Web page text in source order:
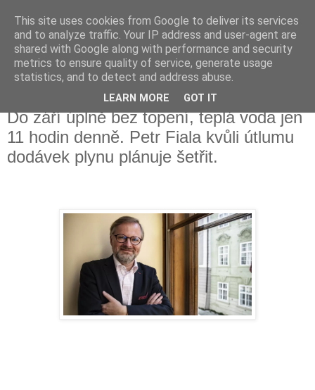
Fakečlánky
Věř všemu co tady vidíš.
neděle 10. července 2022
Do září úplně bez topení, teplá voda jen
11 hodin denně. Petr Fiala kvůli útlumu
dodávek plynu plánuje šetřit.
This site uses cookies from Google to deliver its services
and to analyze traffic. Your IP address and user-agent are
shared with Google along with performance and security
metrics to ensure quality of service, generate usage
statistics, and to detect and address abuse.
LEARN MORE GOT IT